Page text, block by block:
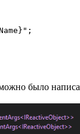
было